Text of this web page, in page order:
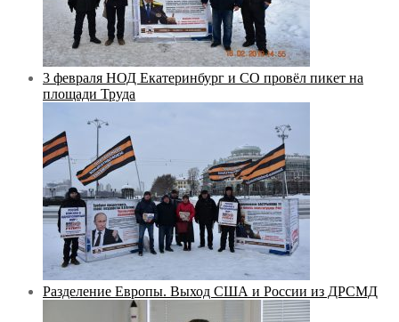
3 февраля НОД Екатеринбург и СО провёл пикет на
площади Труда
Разделение Европы. Выход США и России из ДРСМД